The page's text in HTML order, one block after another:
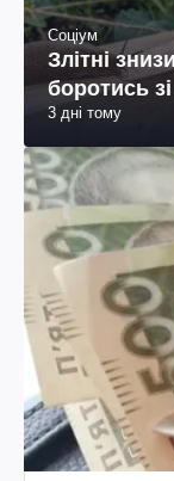
Соціум
Злітні
боротись
3 дні тому